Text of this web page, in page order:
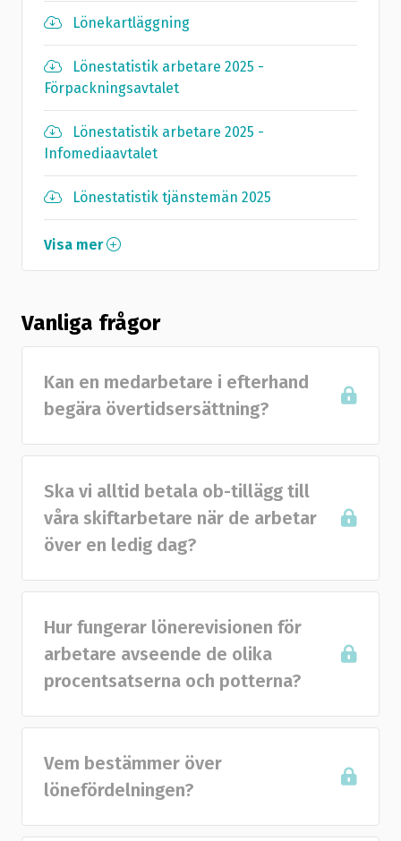
Lönekartläggning
Lönestatistik arbetare 2025 -
Förpackningsavtalet
Lönestatistik arbetare 2025 -
Infomediaavtalet
Lönestatistik tjänstemän 2025
Visa mer
Vanliga frågor
Kan en medarbetare i efterhand
begära övertidsersättning?
Ska vi alltid betala ob-tillägg till
våra skiftarbetare när de arbetar
över en ledig dag?
Hur fungerar lönerevisionen för
arbetare avseende de olika
procentsatserna och potterna?
Vem bestämmer över
lönefördelningen?